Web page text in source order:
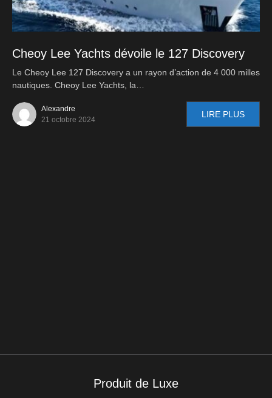
Cheoy Lee Yachts dévoile le 127 Discovery
Le Cheoy Lee 127 Discovery a un rayon d’action de 4 000 milles
nautiques. Cheoy Lee Yachts, la…
Alexandre
21 octobre 2024
LIRE PLUS
Produit de Luxe